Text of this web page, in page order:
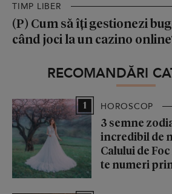
TIMP LIBER
(P) Cum să îți gestionezi
când joci la un cazino
RECOMANDĂRI
1 HOROSCOP
3 semne
incredibil de
Calului de
te numeri